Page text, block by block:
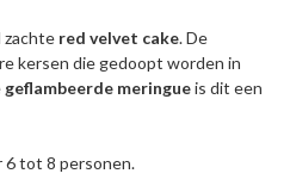
red velvet cake. De
kersen die gedoopt worden in
geflambeerde meringueis dit een
6 tot 8 personen.